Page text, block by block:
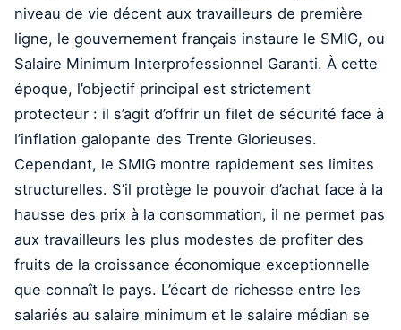
niveau de vie décent aux travailleurs de première
ligne, le gouvernement français instaure le SMIG, ou
Salaire Minimum Interprofessionnel Garanti. À cette
époque, l’objectif principal est strictement
protecteur : il s’agit d’offrir un filet de sécurité face à
l’inflation galopante des Trente Glorieuses.
Cependant, le SMIG montre rapidement ses limites
structurelles. S’il protège le pouvoir d’achat face à la
hausse des prix à la consommation, il ne permet pas
aux travailleurs les plus modestes de profiter des
fruits de la croissance économique exceptionnelle
que connaît le pays. L’écart de richesse entre les
salariés au salaire minimum et le salaire médian se